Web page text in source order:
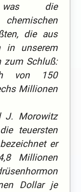
was die
die aus
in unserem
zum Schluß:
von 150
Millionen
J. Morowitz
teuersten
er
Millionen
Dollar je